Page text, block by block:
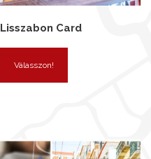
Lisszabon Card
Válasszon!